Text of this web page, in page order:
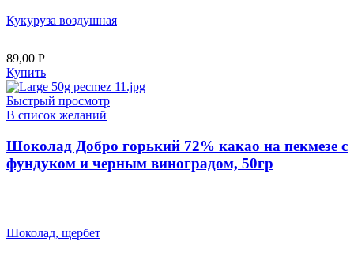
Кукуруза воздушная
89,00 Р
Купить
Быстрый просмотр
В список желаний
Шоколад Добро горький 72% какао на пекмезе с
фундуком и черным виноградом, 50гр
Шоколад, щербет